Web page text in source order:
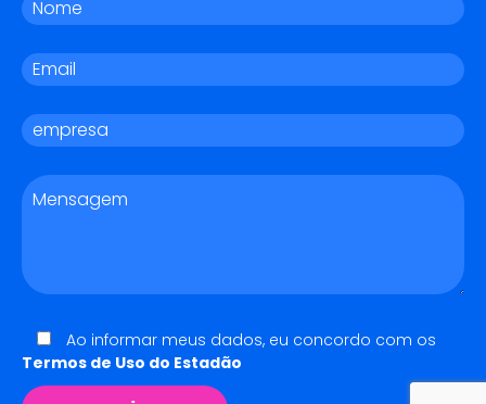
Ao informar meus dados, eu concordo com os
Termos de Uso do Estadão